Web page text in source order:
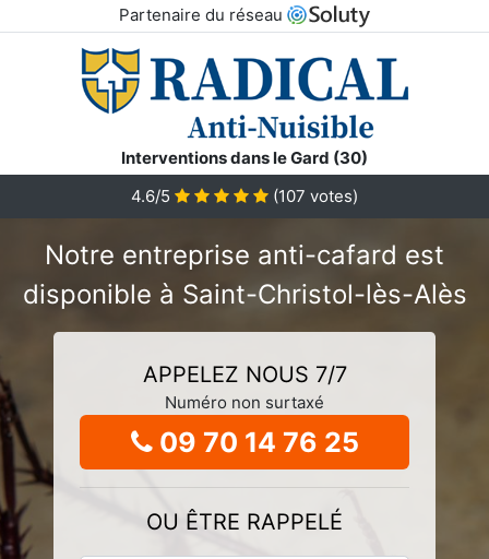
Partenaire du réseau
Interventions dans le Gard (30)
4.6/5
(107 votes)
Notre entreprise anti-cafard est
disponible à Saint-Christol-lès-Alès
APPELEZ NOUS 7/7
Numéro non surtaxé
09 70 14 76 25
OU ÊTRE RAPPELÉ